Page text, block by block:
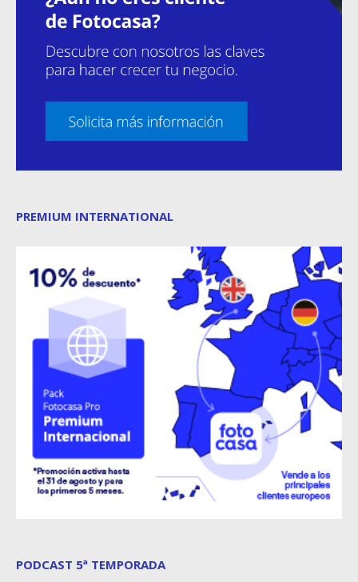
PREMIUM INTERNATIONAL
PODCAST 5ª TEMPORADA